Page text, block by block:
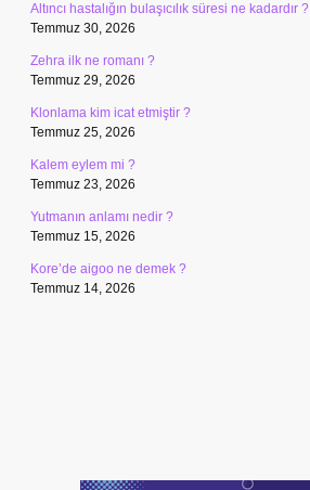
Altıncı hastalığın bulaşıcılık süresi ne kadardır ?
Temmuz 30, 2026
Zehra ilk ne romanı ?
Temmuz 29, 2026
Klonlama kim icat etmiştir ?
Temmuz 25, 2026
Kalem eylem mi ?
Temmuz 23, 2026
Yutmanın anlamı nedir ?
Temmuz 15, 2026
Kore’de aigoo ne demek ?
Temmuz 14, 2026